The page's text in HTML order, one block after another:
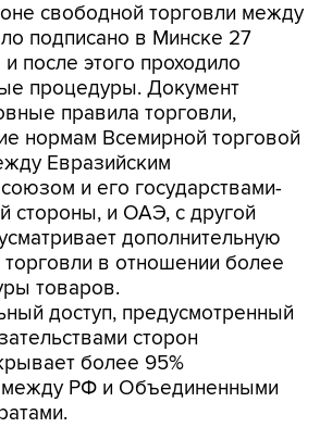
свободной торговли между
подписано в Минске 27
после этого проходило
процедуры. Документ
правила торговли,
нормам Всемирной торговой
Евразийским
и его государствами-
стороны, и ОАЭ, с другой
дополнительную
в отношении более
товаров.
доступ, предусмотренный
сторон
более 95%
между РФ и Объединенными